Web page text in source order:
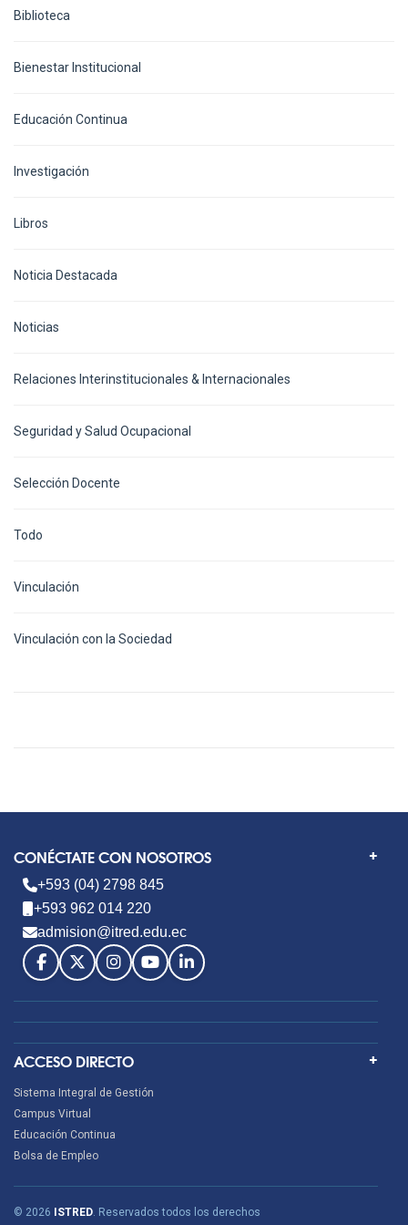
Biblioteca
Bienestar Institucional
Educación Continua
Investigación
Libros
Noticia Destacada
Noticias
Relaciones Interinstitucionales & Internacionales
Seguridad y Salud Ocupacional
Selección Docente
Todo
Vinculación
Vinculación con la Sociedad
CONÉCTATE CON NOSOTROS
+593 (04) 2798 845
+593 962 014 220
admision@itred.edu.ec
ACCESO DIRECTO
Sistema Integral de Gestión
Campus Virtual
Educación Continua
Bolsa de Empleo
© 2026 ISTRED. Reservados todos los derechos